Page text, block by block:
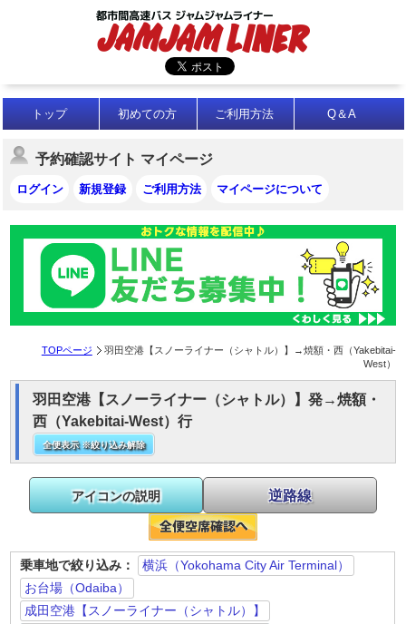
トップ 初めての方 ご利用方法 Q＆A
予約確認サイト マイページ
ログイン 新規登録 ご利用方法 マイページについて
TOPページ
羽田空港【スノーライナー（シャトル）】→焼額・西（Yakebitai-
West）
羽田空港【スノーライナー（シャトル）】発→焼額・
西（Yakebitai-West）行
全便表示 ※絞り込み解除
乗車地で絞り込み：
横浜（Yokohama City Air Terminal）
お台場（Odaiba）
成田空港【スノーライナー（シャトル）】
アイコンの説明 逆路線